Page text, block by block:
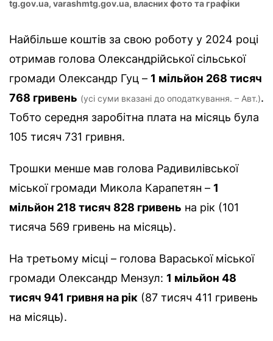
tg.gov.ua, varashmtg.gov.ua, власних фото та графіки
Найбільше коштів за свою роботу у 2024 році
отримав голова Олександрійської сільської
громади Олександр Гуц – 1 мільйон 268 тисяч
768 гривень (усі суми вказані до оподаткування. – Авт.).
Тобто середня заробітна плата на місяць була
105 тисяч 731 гривня.
Трошки менше мав голова Радивилівської
міської громади Микола Карапетян – 1
мільйон 218 тисяч 828 гривень на рік (101
тисяча 569 гривень на місяць).
На третьому місці – голова Вараської міської
громади Олександр Мензул: 1 мільйон 48
тисяч 941 гривня на рік (87 тисяч 411 гривень
на місяць).